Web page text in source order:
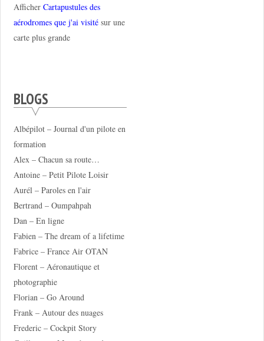
Afficher Cartapustules des
aérodromes que j'ai visitésur une
carte plus grande
BLOGS
Albépilot – Journal d'un pilote en
formation
Alex – Chacun sa route…
Antoine – Petit Pilote Loisir
Aurél – Paroles en l'air
Bertrand – Oumpahpah
Dan – En ligne
Fabien – The dream of a lifetime
Fabrice – France Air OTAN
Florent – Aéronautique et
photographie
Florian – Go Around
Frank – Autour des nuages
Frederic – Cockpit Story